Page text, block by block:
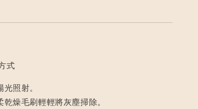
式
照射。
燥毛刷輕輕將灰塵掃除。